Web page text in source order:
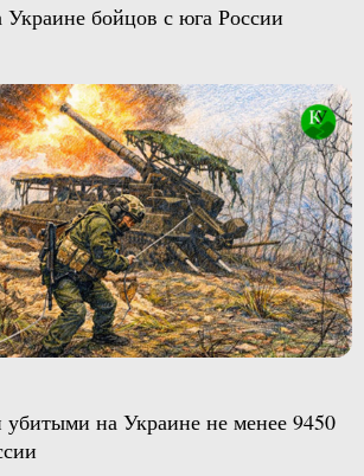
бойцов с юга России
убитыми на Украине не менее 9450